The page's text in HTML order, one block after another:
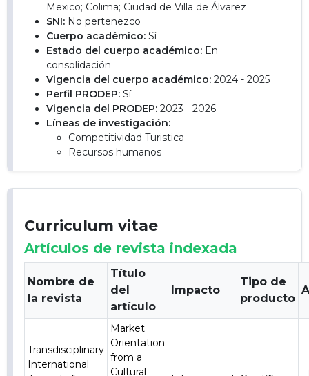
Mexico; Colima; Ciudad de Villa de Álvarez
SNI: No pertenezco
Cuerpo académico: Sí
Estado del cuerpo académico: En
consolidación
Vigencia del cuerpo académico: 2024 - 2025
Perfil PRODEP: Sí
Vigencia del PRODEP: 2023 - 2026
Líneas de investigación:
Competitividad Turistica
Recursos humanos
Curriculum vitae
Artículos de revista indexada
Nombre de
la revista
Título
del
artículo
Impacto
Tipo de
producto
Transdisciplinary
International
Market
Orientation
from a
Cultural